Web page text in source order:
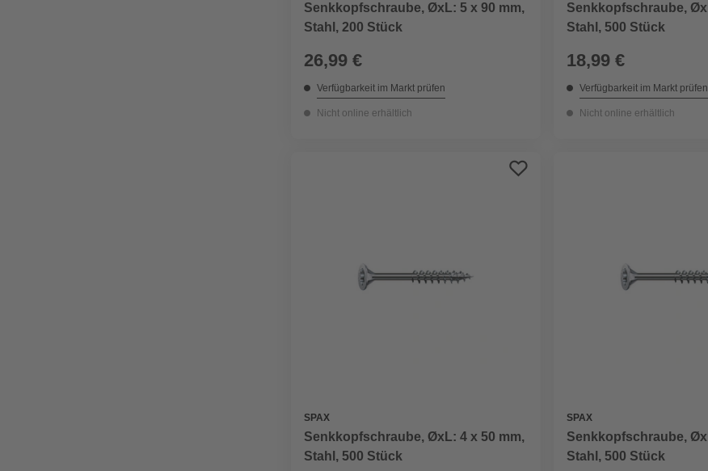
Senkkopfschraube, ØxL: 5 x 90 mm,
Stahl, 200 Stück
26,99 €
Verfügbarkeit im Markt prüfen
Nicht online erhältlich
Senkkopfschraube,
Stahl, 500 Stück
18,99 €
Verfügbarkeit im Markt prüfen
Nicht online erhältlich
SPAX
Senkkopfschraube, ØxL: 4 x 50 mm,
Stahl, 500 Stück
SPAX
Senkkopfschraube,
Stahl, 500 Stück